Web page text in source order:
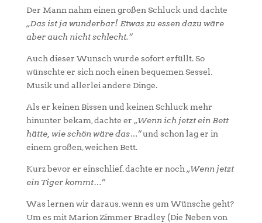
Der Mann nahm einen großen Schluck und dachte
„Das ist ja wunderbar! Etwas zu essen dazu wäre
aber auch nicht schlecht.“
Auch dieser Wunsch wurde sofort erfüllt. So
wünschte er sich noch einen bequemen Sessel,
Musik und allerlei andere Dinge.
Als er keinen Bissen und keinen Schluck mehr
hinunter bekam, dachte er „Wenn ich jetzt ein Bett
hätte, wie schön wäre das…“und schon lag er in
einem großen, weichen Bett.
Kurz bevor er einschlief, dachte er noch„Wenn jetzt
ein Tiger kommt…“
Was lernen wir daraus, wenn es um Wünsche geht?
Um es mit Marion Zimmer Bradley (Die Neben von